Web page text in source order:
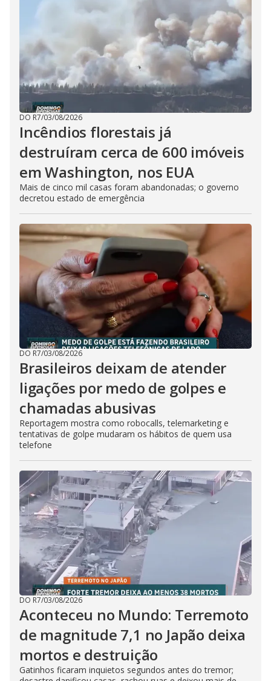
DO R7/03/08/2026
Incêndios florestais já
destruíram cerca de 600 imóveis
em Washington, nos EUA
Mais de cinco mil casas foram abandonadas; o governo
decretou estado de emergência
DO R7/03/08/2026
Brasileiros deixam de atender
ligações por medo de golpes e
chamadas abusivas
Reportagem mostra como robocalls, telemarketing e
tentativas de golpe mudaram os hábitos de quem usa
telefone
DO R7/03/08/2026
Aconteceu no Mundo: Terremoto
de magnitude 7,1 no Japão deixa
mortos e destruição
Gatinhos ficaram inquietos segundos antes do tremor;